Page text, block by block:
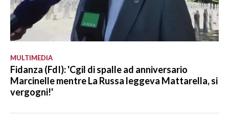
MULTIMEDIA
Fidanza (FdI): 'Cgil di spalle ad anniversario
Marcinelle mentre La Russa leggeva Mattarella, si
vergogni!'